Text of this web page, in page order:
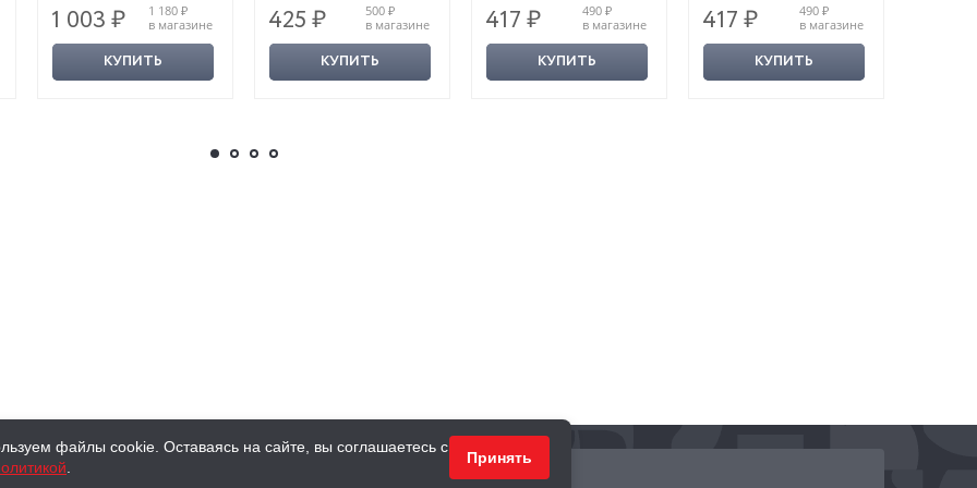
1 003 ₽
1 180 ₽
в магазине
КУПИТЬ
425 ₽
500 ₽
в магазине
КУПИТЬ
417 ₽
490 ₽
в магазине
КУПИТЬ
417 ₽
490 ₽
в магазине
КУПИТЬ
КНИГИ ПОДАРКИ
файлы cookie. Оставаясь на сайте, вы соглашаетесь с
Принять